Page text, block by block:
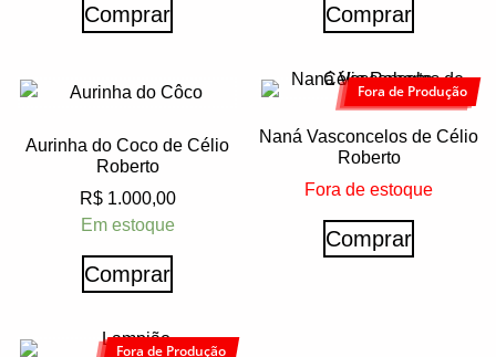
Comprar Comprar
Aurinha do Coco de Célio
Roberto
R$1.000,00
Em estoque
Comprar
Fora de Produção
Naná Vasconcelos de Célio
Roberto
Fora de estoque
Comprar
Fora de Produção